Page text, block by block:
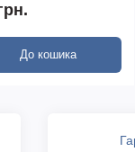
До кошика